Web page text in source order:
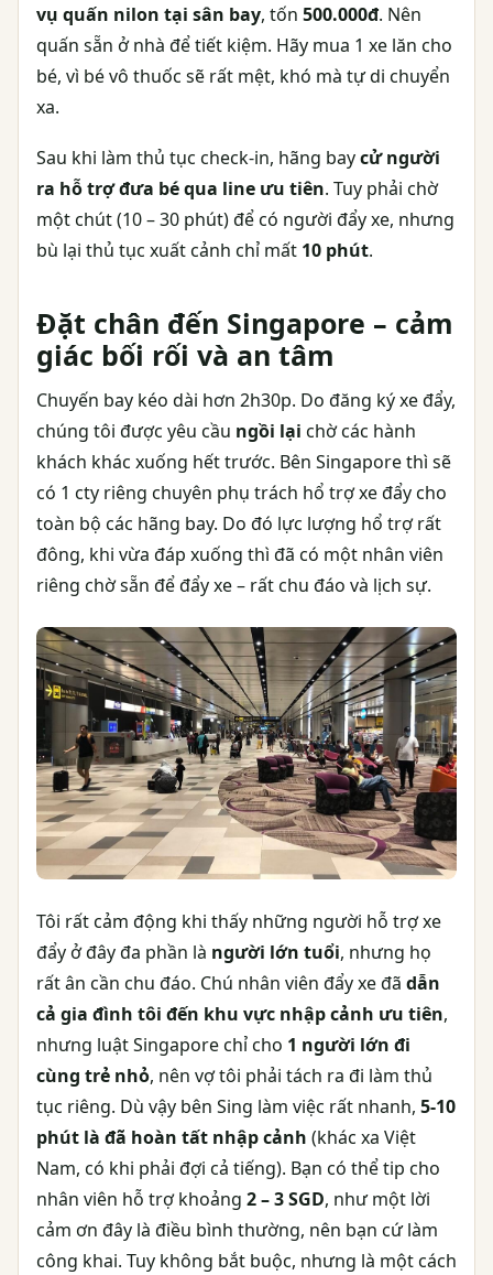
vụ quấn nilon tại sân bay, tốn 500.000đ. Nên
quấn sẵn ở nhà để tiết kiệm. Hãy mua 1 xe lăn cho
bé, vì bé vô thuốc sẽ rất mệt, khó mà tự di chuyển
xa.
Sau khi làm thủ tục check-in, hãng baycử người
ra hỗ trợ đưa bé qua line ưu tiên. Tuy phải chờ
một chút (10 – 30 phút) để có người đẩy xe, nhưng
bù lại thủ tục xuất cảnh chỉ mất 10 phút.
Đặt chân đến Singapore – cảm
giác bối rối và an tâm
Chuyến bay kéo dài hơn 2h30p. Do đăng ký xe đẩy,
chúng tôi được yêu cầu ngồi lại chờ các hành
khách khác xuống hết trước. Bên Singapore thì sẽ
có 1 cty riêng chuyên phụ trách hổ trợ xe đẩy cho
toàn bộ các hãng bay. Do đó lực lượng hổ trợ rất
đông, khi vừa đáp xuống thì đã có một nhân viên
riêng chờ sẵn để đẩy xe – rất chu đáo và lịch sự.
Tôi rất cảm động khi thấy những người hỗ trợ xe
đẩy ở đây đa phần là người lớn tuổi, nhưng họ
rất ân cần chu đáo. Chú nhân viên đẩy xe đã dẫn
cả gia đình tôi đến khu vực nhập cảnh ưu tiên,
nhưng luật Singapore chỉ cho 1 người lớn đi
cùng trẻ nhỏ, nên vợ tôi phải tách ra đi làm thủ
tục riêng. Dù vậy bên Sing làm việc rất nhanh, 5-10
phút là đã hoàn tất nhập cảnh (khác xa Việt
Nam, có khi phải đợi cả tiếng). Bạn có thể tip cho
nhân viên hỗ trợ khoảng 2 – 3 SGD, như một lời
cảm ơn đây là điều bình thường, nên bạn cứ làm
công khai. Tuy không bắt buộc, nhưng là một cách